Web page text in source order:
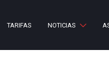
TARIFAS NOTICIAS